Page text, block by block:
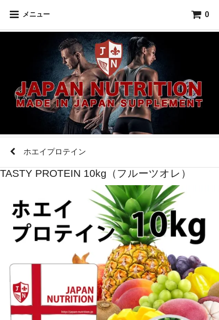
メニュー 0
ホエイプロテイン
TASTY PROTEIN 10kg（フルーツオレ）